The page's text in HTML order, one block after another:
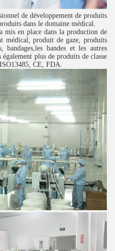
de développement de produits
dans le domaine médical.
mis en place dans la production de
médical, produit de gaze, produits
bandages,les bandes et les autres
plus de produits de classe
CE, FDA.